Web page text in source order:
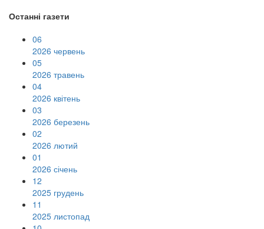
Останні газети
06
2026 червень
05
2026 травень
04
2026 квітень
03
2026 березень
02
2026 лютий
01
2026 січень
12
2025 грудень
11
2025 листопад